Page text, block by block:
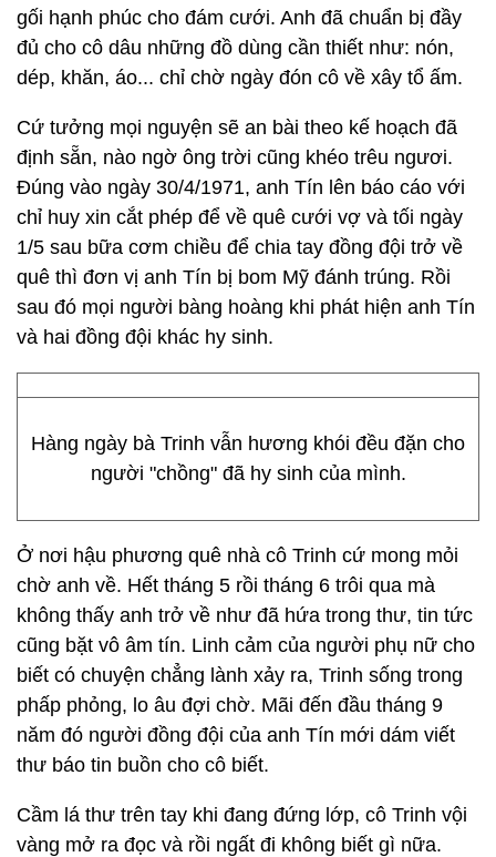
gối hạnh phúc cho đám cưới. Anh đã chuẩn bị đầy
đủ cho cô dâu những đồ dùng cần thiết như: nón,
dép, khăn, áo... chỉ chờ ngày đón cô về xây tổ ấm.
Cứ tưởng mọi nguyện sẽ an bài theo kế hoạch đã
định sẵn, nào ngờ ông trời cũng khéo trêu ngươi.
Đúng vào ngày 30/4/1971, anh Tín lên báo cáo với
chỉ huy xin cắt phép để về quê cưới vợ và tối ngày
1/5 sau bữa cơm chiều để chia tay đồng đội trở về
quê thì đơn vị anh Tín bị bom Mỹ đánh trúng. Rồi
sau đó mọi người bàng hoàng khi phát hiện anh Tín
và hai đồng đội khác hy sinh.
Hàng ngày bà Trinh vẫn hương khói đều đặn cho
người "chồng" đã hy sinh của mình.
Ở nơi hậu phương quê nhà cô Trinh cứ mong mỏi
chờ anh về. Hết tháng 5 rồi tháng 6 trôi qua mà
không thấy anh trở về như đã hứa trong thư, tin tức
cũng bặt vô âm tín. Linh cảm của người phụ nữ cho
biết có chuyện chẳng lành xảy ra, Trinh sống trong
phấp phỏng, lo âu đợi chờ. Mãi đến đầu tháng 9
năm đó người đồng đội của anh Tín mới dám viết
thư báo tin buồn cho cô biết.
Cầm lá thư trên tay khi đang đứng lớp, cô Trinh vội
vàng mở ra đọc và rồi ngất đi không biết gì nữa.